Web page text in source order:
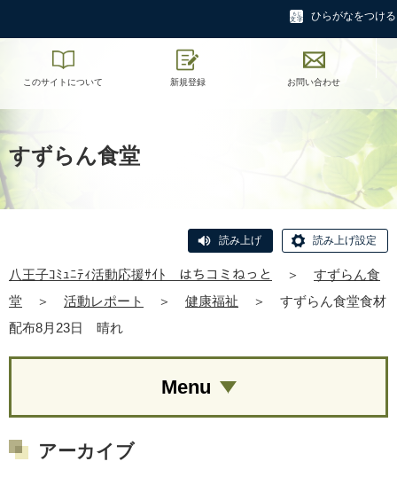
ひらがなをつける
このサイトについて 新規登録 お問い合わせ
すずらん食堂
読み上げ 読み上げ設定
八王子ｺﾐｭﾆﾃｨ活動応援ｻｲﾄ はちコミねっと ＞
すずらん食
堂
＞ 活動レポート ＞ 健康福祉 ＞
すずらん食堂食材
配布8月23日 晴れ
Menu
アーカイブ